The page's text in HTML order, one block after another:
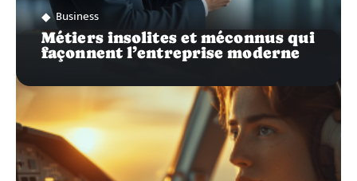
Business
Métiers insolites et méconnus qui
façonnent l’entreprise moderne